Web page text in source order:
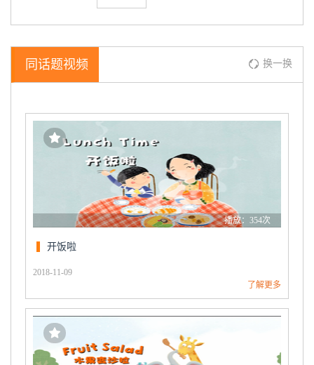
同话题视频 换一换
播放：354次
开饭啦
2018-11-09
了解更多